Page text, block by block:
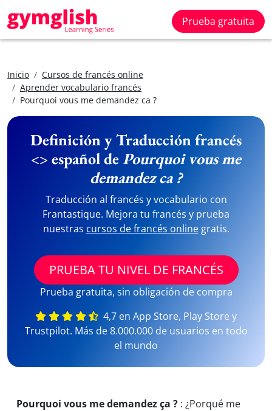
Prueba gratuita
Inicio
Cursos de francés online
Aprender vocabulario francés
Pourquoi vous me demandez ca ?
Definición y Traducción francés
<> español dePourquoi vous me
demandez ca ?
Traducción al francés y vocabulario con
Frantastique. Mejora tu francés y prueba
nuestras cursos de francés onlinegratis.
PRUEBA TU NIVEL DE FRANCÉS
Prueba gratuita, sin obligación de compra
4,7 en App Store, Play Store y
Trustpilot. Más de 8.000.000 de usuarios en todo
el mundo
Pourquoi vous me demandez ça ? : ¿Porqué me